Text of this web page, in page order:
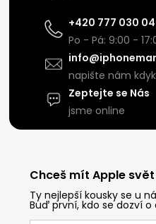
+420 777 030
Po - Pá: 9:00 -
napište nám
Zeptejte se Nás
jsme online
Chceš mít Apple
Ty nejlepší kousky se u
Buď první, kdo se dozví